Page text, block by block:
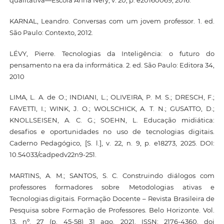
KARNAL, Leandro. Conversas com um jovem professor. 1. ed.
São Paulo: Contexto, 2012.
LÉVY, Pierre. Tecnologias da Inteligência: o futuro do
pensamento na era da informática. 2. ed. São Paulo: Editora 34,
2010
LIMA, L. A. de O.; INDIANI, L.; OLIVEIRA, P. M. S.; DRESCH, F.;
FAVETTI, I.; WINK, J. O.; WOLSCHICK, A. T. N.; GUSATTO, D.;
KNOLLSEISEN, A. C. G.; SOEHN, L. Educação midiática:
desafios e oportunidades no uso de tecnologias digitais.
Caderno Pedagógico, [S. l.], v. 22, n. 9, p. e18273, 2025. DOI:
10.54033/cadpedv22n9-251.
MARTINS, A. M.; SANTOS, S. C. Construindo diálogos com
professores formadores sobre Metodologias ativas e
Tecnologias digitais. Formação Docente – Revista Brasileira de
Pesquisa sobre Formação de Professores. Belo Horizonte. Vol.
13, nº. 27 (p. 45-58) 31 ago. 2021. ISSN: 2176-4360. doi